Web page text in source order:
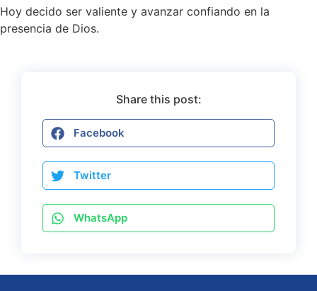
Hoy decido ser valiente y avanzar confiando en la
presencia de Dios.
Share this post:
Facebook
Twitter
WhatsApp